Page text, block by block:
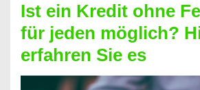
Prepaid
ist
nicht
nur
Ist ein Kredit ohne
für jeden möglich?
erfahren Sie es